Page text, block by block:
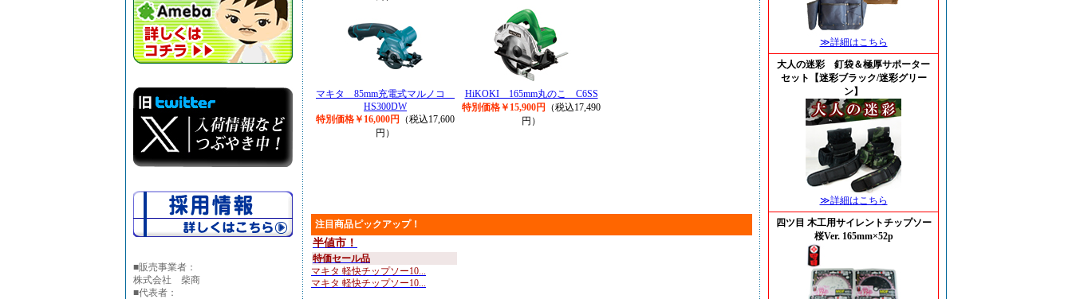
■販売事業者：
株式会社 柴商
■代表者：
マキタ 85mm充電式マルノコ
HS300DW
特別価格￥16,000円
（税込17,600
円）
HiKOKI 165mm丸のこ C6SS
特別価格￥15,900円
（税込17,490
円）
注目商品ピックアップ！
半値市！
特価セール品
マキタ 軽快チップソー10...
マキタ 軽快チップソー10...
≫詳細はこちら
大人の迷彩 釘袋＆極厚サポーター
セット【迷彩ブラック/迷彩グリー
ン】
≫詳細はこちら
四ツ目 木工用サイレントチップソー
桜Ver. 165mm×52p